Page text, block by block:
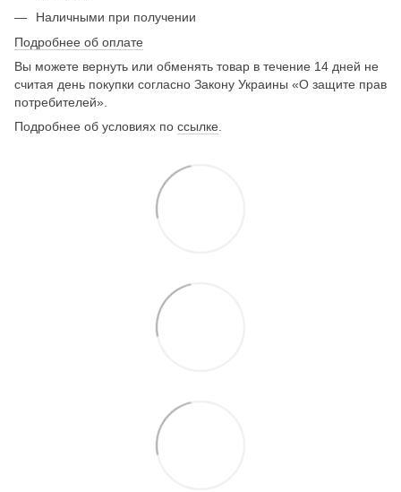
Наличными при получении
Подробнее об оплате
Вы можете вернуть или обменять товар в течение 14 дней не
считая день покупки согласно Закону Украины «О защите прав
потребителей».
Подробнее об условиях по ссылке.